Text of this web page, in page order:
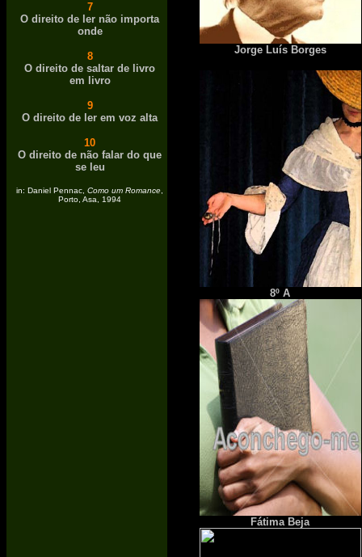
7
O direito de ler não importa
onde
8
O direito de saltar de livro
em livro
9
O direito de ler em voz alta
10
O direito de não falar do que
se leu
in: Daniel Pennac, Como um Romance
Porto, Asa, 1994
Jorge Luís Borges
8º A
Fátima Beja